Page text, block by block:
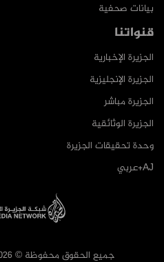
بيانات صحفية
قنواتنا
الجزيرة الإخبارية
الجزيرة الإنجليزية
الجزيرة مباشر
الجزيرة الوثائقية
وحدة تحقيقات الجزيرة
AJ+عربي
جميع الحقوق محفوظة © 2026 شبكة الجزيرة الاعلامية